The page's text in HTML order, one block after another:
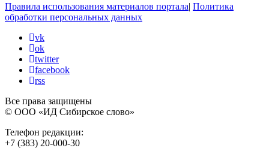
Правила использования материалов портала| Политика
обработки персональных данных
vk
ok
twitter
facebook
rss
Все права защищены
© ООО «ИД Сибирское слово»
Телефон редакции:
+7 (383) 20-000-30